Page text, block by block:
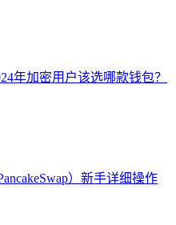
年加密用户该选哪款钱包？
）新手详细操作